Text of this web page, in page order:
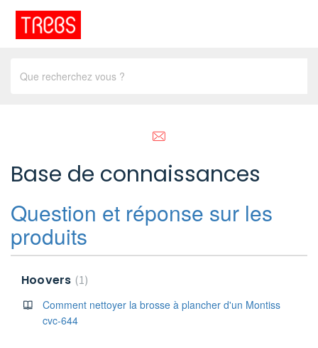
Base de connaissances
Question et réponse sur les
produits
Hoovers 1
Comment nettoyer la brosse à plancher d'un Montiss
cvc-644